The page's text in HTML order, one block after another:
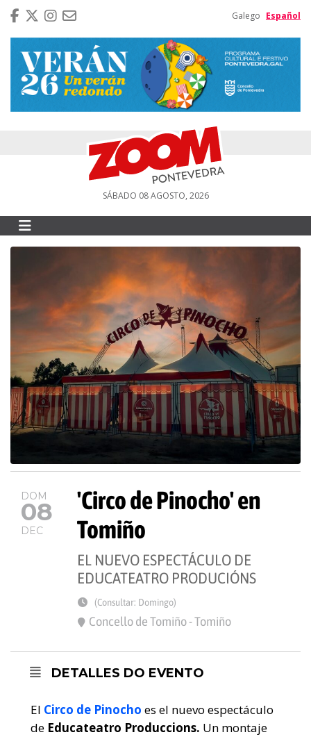
Galego Español
SÁBADO 08 AGOSTO, 2026
DOM
08
DEC
'Circo de Pinocho' en
Tomiño
EL NUEVO ESPECTÁCULO DE
EDUCATEATRO PRODUCIÓNS
(Consultar: Domingo)
Concello de Tomiño - Tomiño
DETALLES DO EVENTO
El Circo de Pinocho es el nuevo espectáculo
de Educateatro Produccions. Un montaje